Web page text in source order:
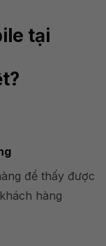
tại
để thấy được
hàng